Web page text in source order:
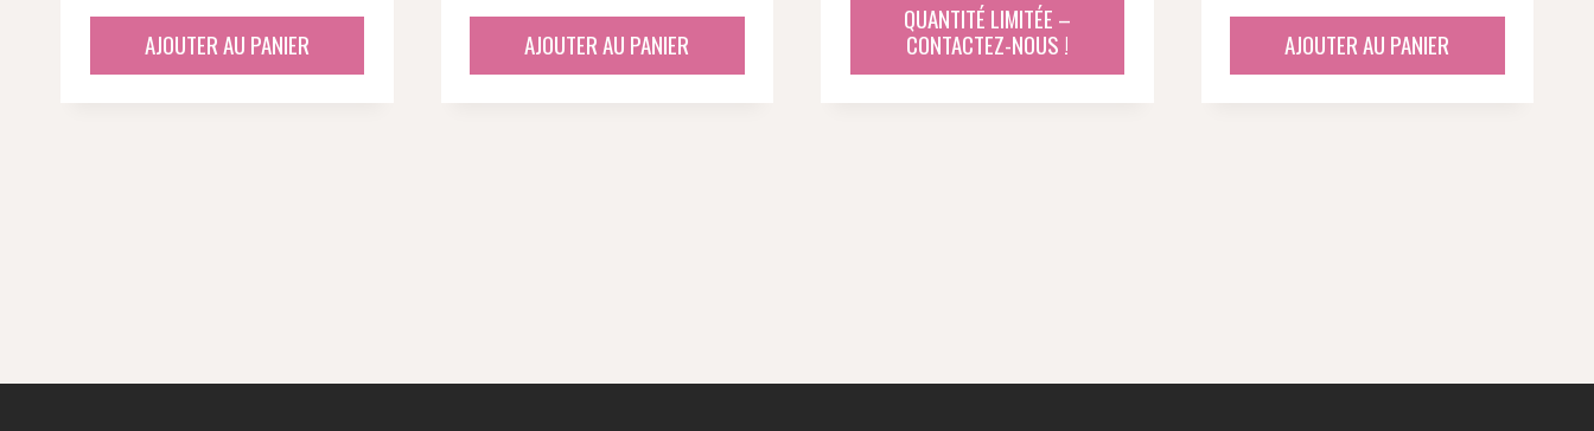
AJOUTER AU PANIER AJOUTER AU PANIER
QUANTITÉ LIMITÉE –
CONTACTEZ-NOUS ! AJOUTER AU PANIER